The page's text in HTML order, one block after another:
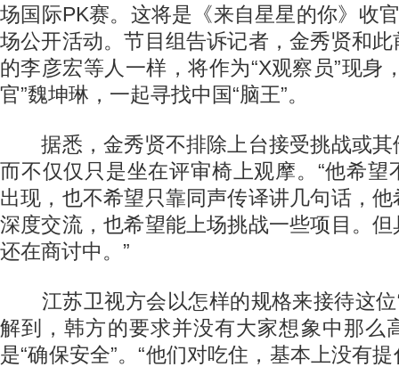
场国际PK赛。这将是《来自星星的你》收
场公开活动。节目组告诉记者，金秀贤和
的李彦宏等人一样，将作为“X观察员”现身
官”魏坤琳，一起寻找中国“脑王”。
据悉，金秀贤不排除上台接受挑战或其
而不仅仅只是坐在评审椅上观摩。“他希望
出现，也不希望只靠同声传译讲几句话，
深度交流，也希望能上场挑战一些项目。
还在商讨中。”
江苏卫视方会以怎样的规格来接待这位
解到，韩方的要求并没有大家想象中那么
是“确保安全”。“他们对吃住，基本上没有